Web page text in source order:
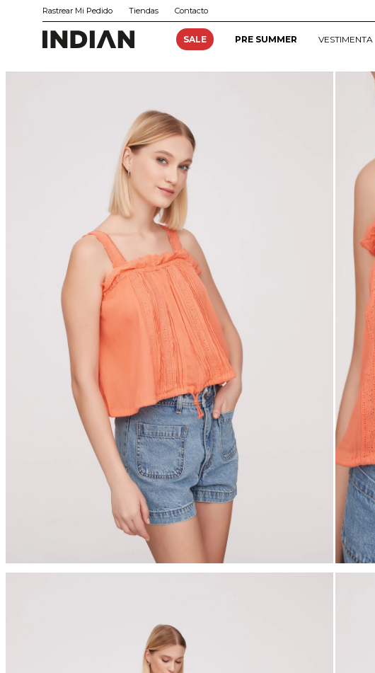
SALE PRE SUMMER VESTIMENTA
Rastrear Mi Pedido Tiendas Contacto